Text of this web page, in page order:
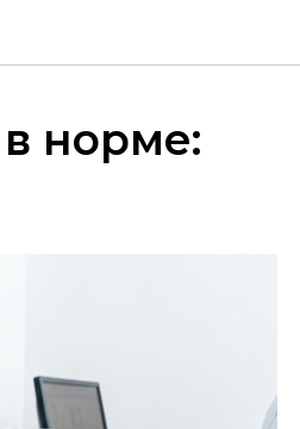
норме: